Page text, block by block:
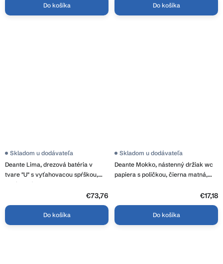
Do košíka Do košíka
Deante Lima, drezová batéria v
tvare "U" s vyťahovacou spŕškou,
chrómová, DEA-BBM_F72M
Skladom u dodávateľa
€73,76
Do košíka
Deante Mokko, nástenný držiak wc
papiera s poličkou, čierna matná,
Priemerné
produktu
je
5,0
Skladom u dodávateľa
€17,18
Do košíka